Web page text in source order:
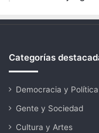
Categorías
Democracia y Política
Gente y Sociedad
Cultura y Artes